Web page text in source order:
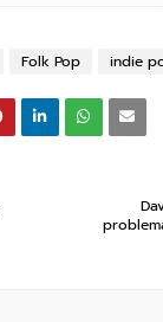
Folk Pop indie